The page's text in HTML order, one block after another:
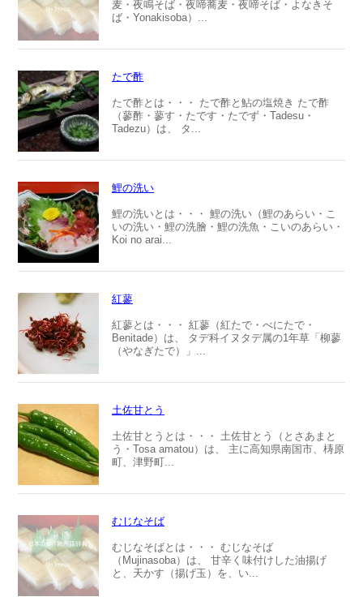
麦・夜鳴そば・夜啼蕎麦・夜啼そば・よなきそ
ば・Yonakisoba）...
たで酢
たで酢とは・・・ たで酢と鮎の塩焼き たで酢
（蓼酢・蓼す・たです・たでず・Tadesu・
Tadezu）は、 タ...
鯉の洗い
鯉の洗いとは・・・ 鯉の洗い（鯉のあらい・こ
いの洗い・鯉の洗膾・鯉の洗魚・こいのあらい・
Koi no arai...
紅蓼
紅蓼とは・・・ 紅蓼（紅たで・べにたで・
Benitade）は、 タデ科イヌタデ属の1年草「柳蓼
（やなぎたで）」...
土佐甘とう
土佐甘とうとは・・・ 土佐甘とう（とさあまと
う・Tosa amatou）は、 主に高知県南国市、梼原
町、津野町...
むじなそば
むじなそばとは・・・ むじなそば
（Mujinasoba）は、 甘辛く味付けした油揚げ
と、天かす（揚げ玉）を、い...